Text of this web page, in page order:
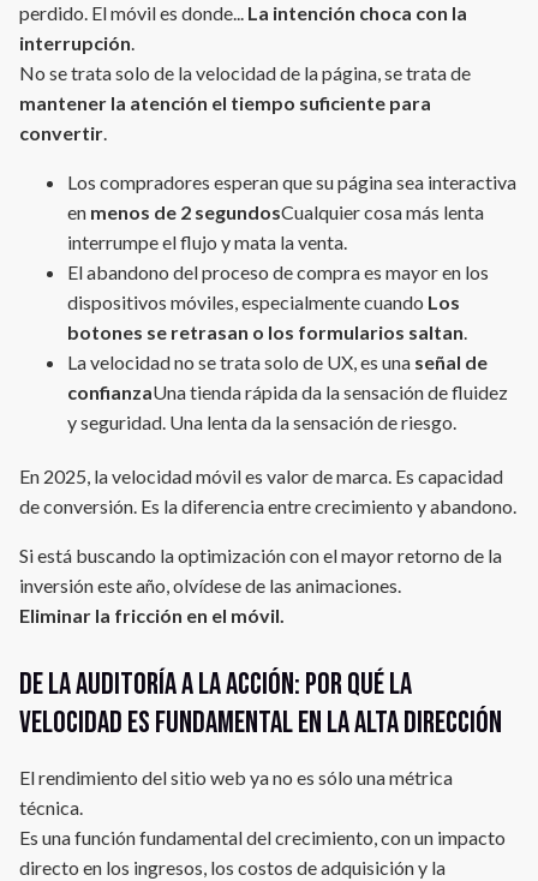
perdido. El móvil es donde... La intención choca con la
interrupción.
No se trata solo de la velocidad de la página, se trata de
mantener la atención el tiempo suficiente para
convertir.
Los compradores esperan que su página sea interactiva
en menos de 2 segundosCualquier cosa más lenta
interrumpe el flujo y mata la venta.
El abandono del proceso de compra es mayor en los
dispositivos móviles, especialmente cuando Los
botones se retrasan o los formularios saltan.
La velocidad no se trata solo de UX, es una señal de
confianzaUna tienda rápida da la sensación de fluidez
y seguridad. Una lenta da la sensación de riesgo.
En 2025, la velocidad móvil es valor de marca. Es capacidad
de conversión. Es la diferencia entre crecimiento y abandono.
Si está buscando la optimización con el mayor retorno de la
inversión este año, olvídese de las animaciones.
Eliminar la fricción en el móvil.
De la auditoría a la acción: Por qué la
velocidad es fundamental en la alta dirección
El rendimiento del sitio web ya no es sólo una métrica
técnica.
Es una función fundamental del crecimiento, con un impacto
directo en los ingresos, los costos de adquisición y la